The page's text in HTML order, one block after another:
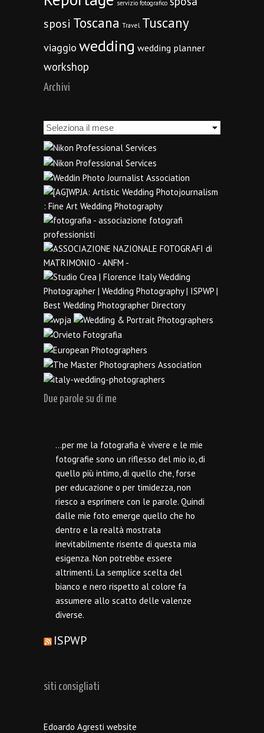
servizio fotografico
sposi Toscana Travel Tuscany
viaggio wedding wedding planner
workshop
Archivi
Archivi
Due parole su di me
…per me la fotografia è vivere e le mie
fotografie sono un riflesso del mio io, di
quello più intimo, di quello che, forse
per educazione o per timidezza, non
riesco a esprimere con le parole. Quindi
dalle mie foto emerge quello che ho
dentro e la realtà mostrata
inevitabilmente risente di questa mia
esigenza. Non potrebbe essere
altrimenti. La semplice scelta del
bianco e nero rispetto al colore fa
assumere allo scatto delle valenze
diverse.
ISPWP
siti consigliati
Edoardo Agresti website